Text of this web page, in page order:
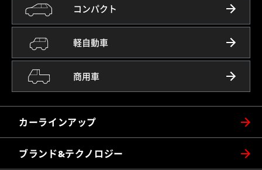
カーラインアップ
コンパクト
軽自動車
商用車
ブランド&テクノロジー